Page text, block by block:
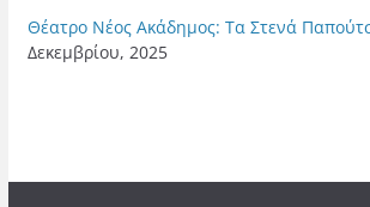
Θέατρο Νέος Ακάδημος: Τα Στενά
Δεκεμβρίου, 2025